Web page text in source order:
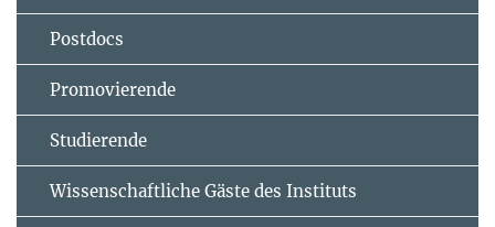
Postdocs
Promovierende
Studierende
Wissenschaftliche Gäste des Instituts